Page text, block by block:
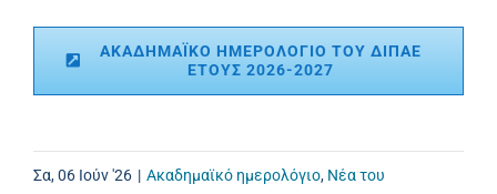
ΑΚΑΔΗΜΑΪΚΌ ΗΜΕΡΟΛΌΓΙΟ ΤΟΥ ΔΙΠΑΕ
ΈΤΟΥΣ 2026-2027
Σα, 06 Ιούν '26 | Ακαδημαϊκό ημερολόγιο, Νέα του